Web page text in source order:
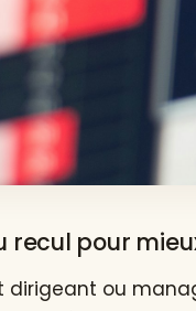
recul pour
dirigeant ou